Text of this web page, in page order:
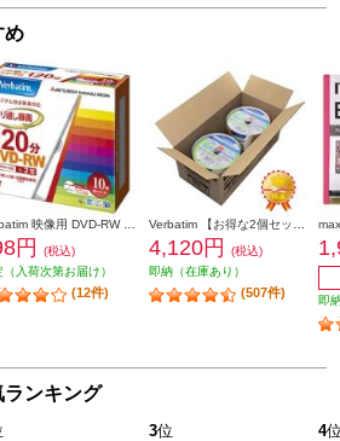
め
円
(税込)
（入荷次第お届け）
(12件)
4,120円
(税込)
即納（在庫あり）
(507件)
即
ンキング
3位 4